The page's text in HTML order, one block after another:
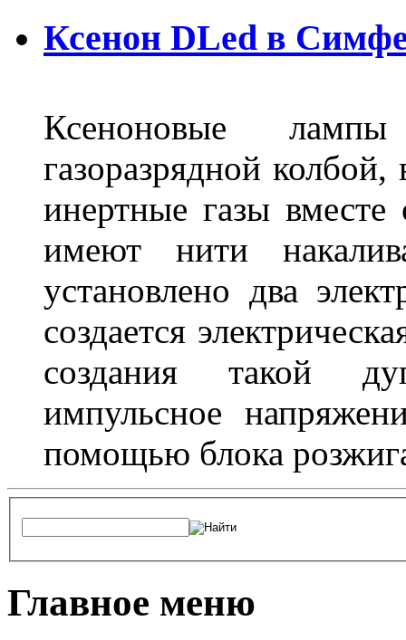
Ксенон DLed в
Ксеноновые
газоразрядной
инертные газы
имеют нити
установлено два
создается
создания такой
импульсное
помощью блока
Главное меню